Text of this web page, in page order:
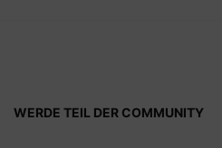
WERDE TEIL DER COMMUNITY